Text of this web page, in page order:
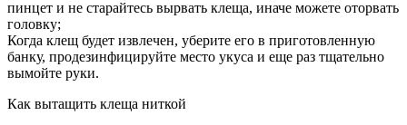
пинцет и не старайтесь вырвать клеща, иначе можете оторвать
головку;
Когда клещ будет извлечен, уберите его в приготовленную
банку, продезинфицируйте место укуса и еще раз тщательно
вымойте руки.
Как вытащить клеща ниткой